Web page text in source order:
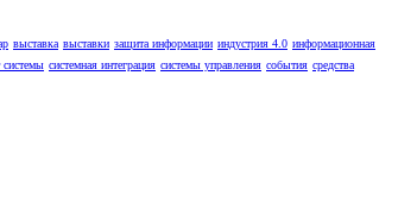
выставка выставки защита информации индустрия 4.0 информационная
системы системная интеграция системы управления события средства